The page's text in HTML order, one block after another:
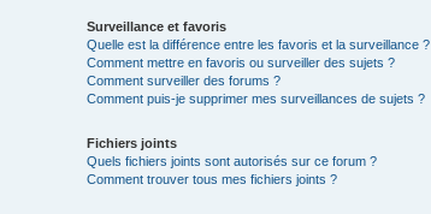
Surveillance et favoris
Quelle est la différence entre les favoris et la surveillance ?
Comment mettre en favoris ou surveiller des sujets ?
Comment surveiller des forums ?
Comment puis-je supprimer mes surveillances de sujets ?
Fichiers joints
Quels fichiers joints sont autorisés sur ce forum ?
Comment trouver tous mes fichiers joints ?